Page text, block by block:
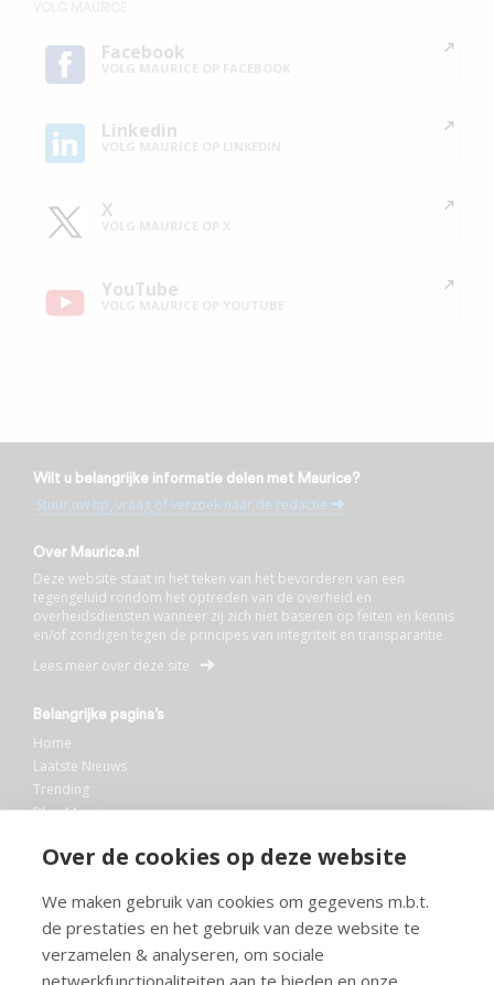
Over de cookies op deze website
We maken gebruik van cookies om gegevens m.b.t.
de prestaties en het gebruik van deze website te
verzamelen & analyseren, om sociale
netwerkfunctionaliteiten aan te bieden en onze
Facebook
Linkedin
X
YouTube
Wilt u belangrijke informatie delen met Maurice?
Stuur uw tip, vraag of verzoek naar de redactie
Over Maurice.nl
Deze website staat in het teken van het bevorderen van een
tegengeluid rondom het optreden van de overheid en
overheidsdiensten wanneer zij zich niet baseren op feiten en kennis
en/of zondigen tegen de principes van integriteit en transparantie.
Lees meer over deze site
Belangrijke pagina’s
Home
Laatste Nieuws
Trending
Blog Maurice
Bibliotheek
Info en service
FAQ
Doneren